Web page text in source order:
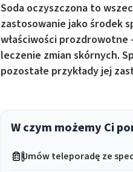
Soda oczyszczona to
zastosowanie jako środek
właściwości prozdrowotne
leczenie zmian skórnych.
pozostałe przykłady jej
W czym możemy Ci
Umów teleporadę ze